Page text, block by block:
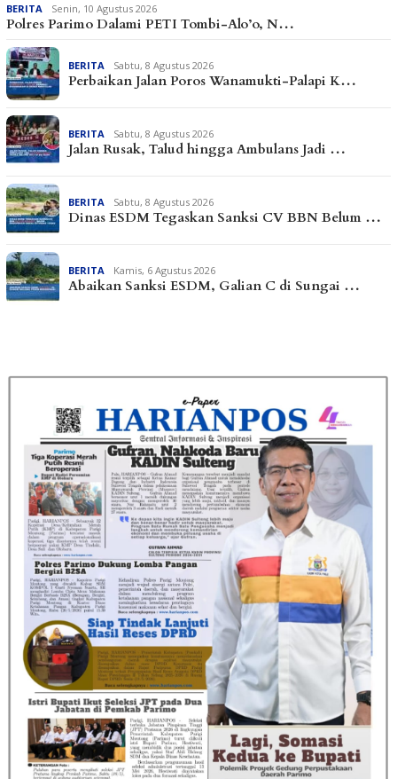
BERITA Senin, 10 Agustus 2026
Polres Parimo Dalami PETI Tombi-Alo’o, N…
BERITA Sabtu, 8 Agustus 2026
Perbaikan Jalan Poros Wanamukti-Palapi K…
BERITA Sabtu, 8 Agustus 2026
Jalan Rusak, Talud hingga Ambulans Jadi …
BERITA Sabtu, 8 Agustus 2026
Dinas ESDM Tegaskan Sanksi CV BBN Belum …
BERITA Kamis, 6 Agustus 2026
Abaikan Sanksi ESDM, Galian C di Sungai …